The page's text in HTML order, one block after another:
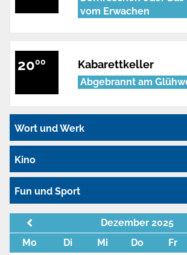
vom Erwachen
2000 Kabarettkeller
Abgebrannt am
Wort und Werk
Kino
Fun und Sport
Dezember 2025
Mo
Di Mi Do Fr